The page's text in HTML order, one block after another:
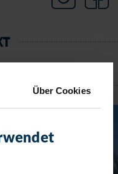
Über Cookies
STRAND